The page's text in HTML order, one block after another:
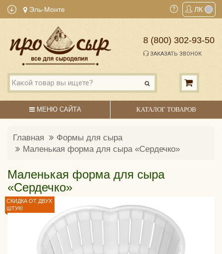
Эль-Монте ЛК
8 (800) 302-93-50
ЗАКАЗАТЬ ЗВОНОК
МЕНЮ САЙТА КАТАЛОГ ТОВАРОВ
Главная
Формы для сыра
Маленькая форма для сыра «Сердечко»
Маленькая форма для сыра
«Сердечко»
СКИДКА ОТ ДВУХ
ШТУК!